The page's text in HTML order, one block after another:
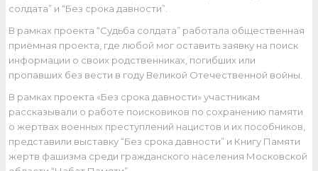
солдата” и “Без срока давности”.
В рамках проекта “Судьба солдата” работала общественная
приёмная проекта, где любой мог оставить заявку на поиск
информации о своих родственниках, погибших или
пропавших без вести в году Великой Отечественной войны.
В рамках проекта «Без срока давности» участникам
рассказывали о работе поисковиков по сохранению памяти
о жертвах военных преступлений нацистов и их пособников,
представили выставку “Без срока давности” и Книгу Памяти
жертв фашизма среди гражданского населения Московской